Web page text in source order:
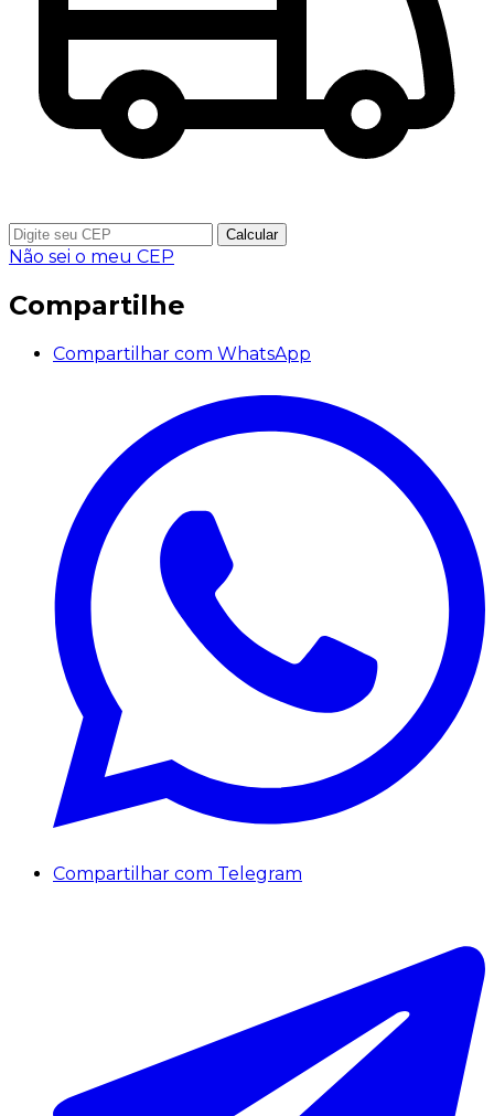
Calcular
Não sei o meu CEP
Compartilhe
Compartilhar com WhatsApp
Compartilhar com Telegram